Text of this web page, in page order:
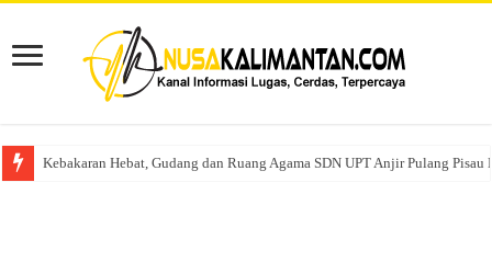
Kebakaran Hebat, Gudang dan Ruang Agama SDN UPT Anjir Pulang